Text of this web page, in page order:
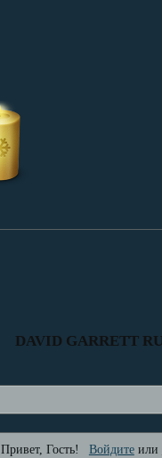
DAVID GARRETT
Привет, Гость! Войдитеили